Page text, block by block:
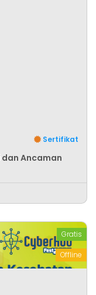
Sertifikat
Ancaman
Gratis
Offline